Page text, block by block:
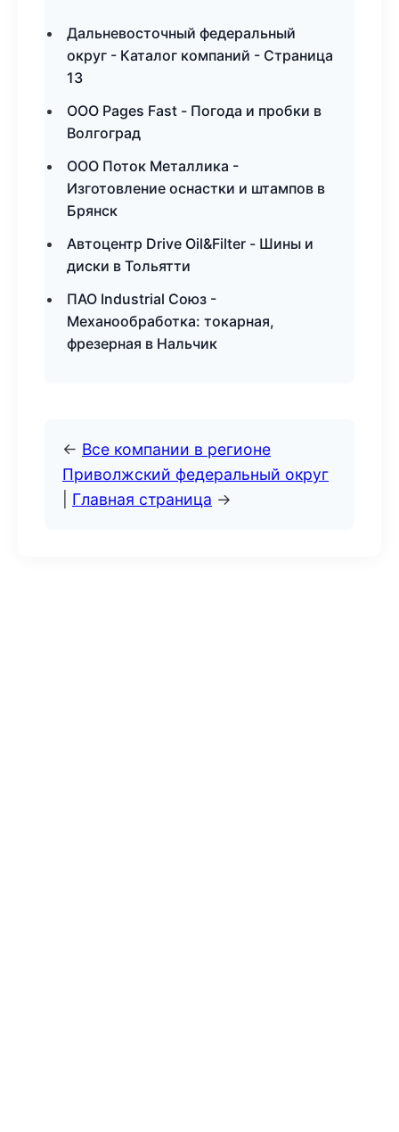
Дальневосточный федеральный
округ - Каталог компаний - Страница
13
ООО Pages Fast - Погода и пробки в
Волгоград
ООО Поток Металлика -
Изготовление оснастки и штампов в
Брянск
Автоцентр Drive Oil&Filter - Шины и
диски в Тольятти
ПАО Industrial Союз -
Механообработка: токарная,
фрезерная в Нальчик
← Все компании в регионе
Приволжский федеральный округ
Главная страница →